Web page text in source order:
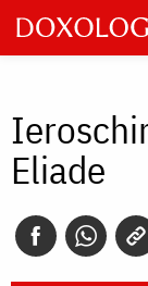
Skip
to
main
Eliade